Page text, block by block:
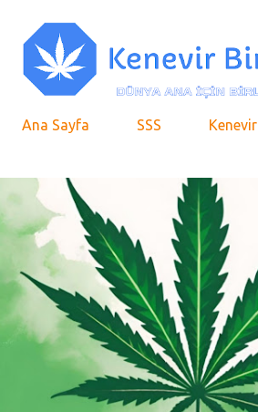
Ana Sayfa SSS Kenevir